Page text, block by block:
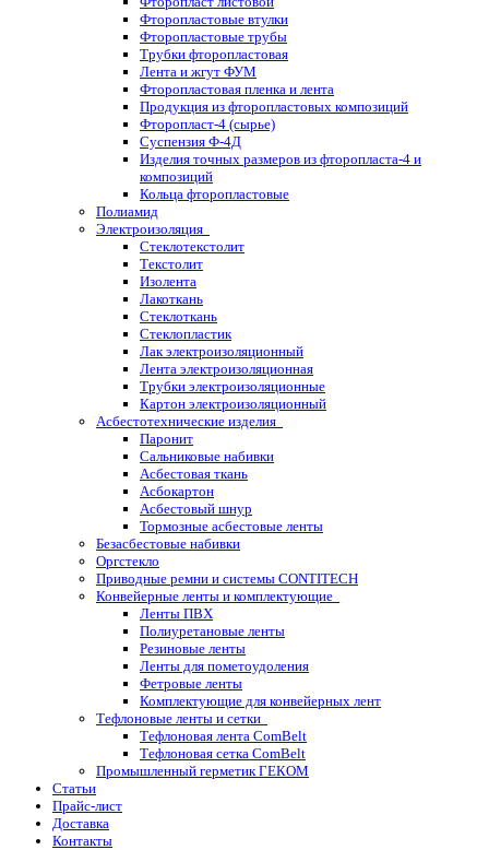
Фторопластовые втулки
Фторопластовые трубы
Трубки фторопластовая
Лента и жгут ФУМ
Фторопластовая пленка и лента
Продукция из фторопластовых композиций
Фторопласт-4 (сырье)
Суспензия Ф-4Д
Изделия точных размеров из фторопласта-4 и
композиций
Кольца фторопластовые
Полиамид
Электроизоляция
Стеклотекстолит
Текстолит
Изолента
Лакоткань
Стеклоткань
Стеклопластик
Лак электроизоляционный
Лента электроизоляционная
Трубки электроизоляционные
Картон электроизоляционный
Асбестотехнические изделия
Паронит
Сальниковые набивки
Асбестовая ткань
Асбокартон
Асбестовый шнур
Тормозные асбестовые ленты
Безасбестовые набивки
Оргстекло
Приводные ремни и системы CONTITECH
Конвейерные ленты и комплектующие
Ленты ПВХ
Полиуретановые ленты
Резиновые ленты
Ленты для пометоудоления
Фетровые ленты
Комплектующие для конвейерных лент
Тефлоновые ленты и сетки
Тефлоновая лента ComBelt
Тефлоновая сетка ComBelt
Промышленный герметик ГЕКОМ
Статьи
Прайс-лист
Доставка
Контакты